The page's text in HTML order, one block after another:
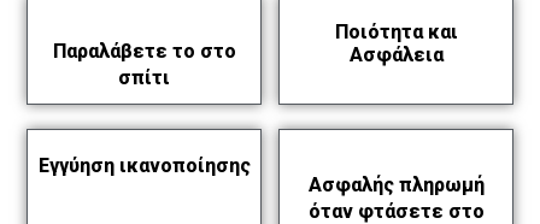
Παραλάβετε το στο
σπίτι
Ποιότητα και
Ασφάλεια
Εγγύηση ικανοποίησης
Ασφαλής πληρωμή
όταν φτάσετε στο